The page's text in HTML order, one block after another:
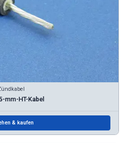
mm-HT-Kabel
& kaufen